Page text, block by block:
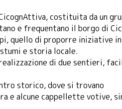
costituita da un
e frequentano il borgo di
quello di proporre iniziative
e storia locale.
di due sentieri,
storico, dove si trovano
e alcune cappellette votive,